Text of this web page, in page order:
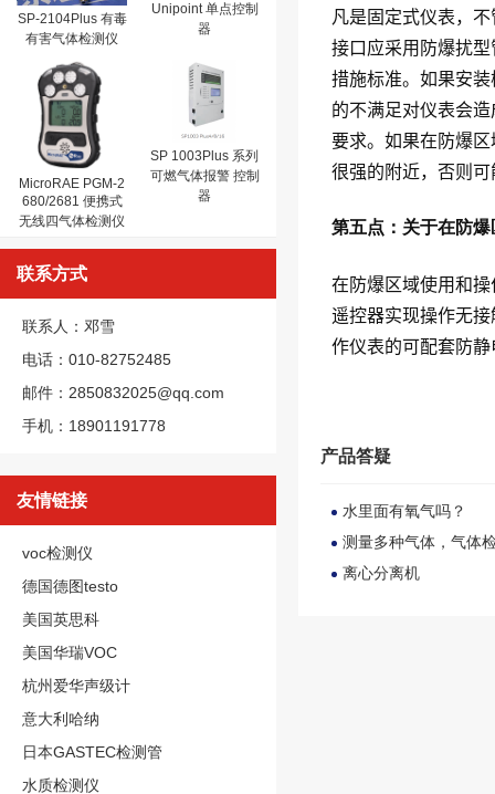
SP-2104Plus 有毒
有害气体检测仪
Unipoint 单点控制
器
MicroRAE PGM-2
680/2681 便携式
无线四气体检测仪
SP 1003Plus 系列
可燃气体报警 控制
器
联系方式
联系人：邓雪
电话：010-82752485
邮件：2850832025@qq.com
手机：18901191778
友情链接
voc检测仪
德国德图testo
美国英思科
美国华瑞VOC
杭州爱华声级计
意大利哈纳
日本GASTEC检测管
水质检测仪
凡是固定式仪表，
接口应采用防爆扰
措施标准。如果安
的不满足对仪表会
要求。如果在防爆
很强的附近，否则
第五点：关于在防
在防爆区域使用和
遥控器实现操作无
作仪表的可配套防
产品答疑
水里面有氧气吗？
测量多种气体，气体
离心分离机